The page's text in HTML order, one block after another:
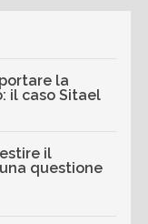
la
il caso Sitael
il
questione